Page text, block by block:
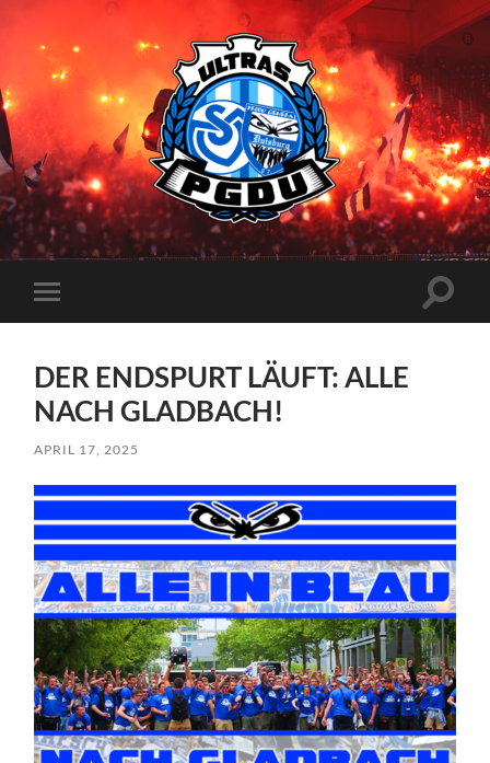
Proud
Generation
Duisburg
Mobile-
Menü
DER ENDSPURT LÄUFT: ALLE
NACH GLADBACH!
APRIL 17, 2025